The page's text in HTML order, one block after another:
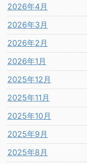
2026年4月
2026年3月
2026年2月
2026年1月
2025年12月
2025年11月
2025年10月
2025年9月
2025年8月